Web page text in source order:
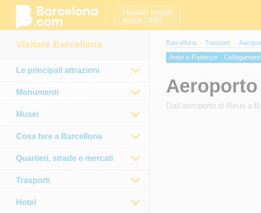
Human inside
since 1996
Barcellona Trasporti
Arrivi e Partenze
Dall'aeroporto di Reus a
Visitare Barcellona
Le principali attrazioni
Monumenti
Musei
Cosa fare a Barcellona
Quartieri, strade e mercati
Trasporti
Hotel